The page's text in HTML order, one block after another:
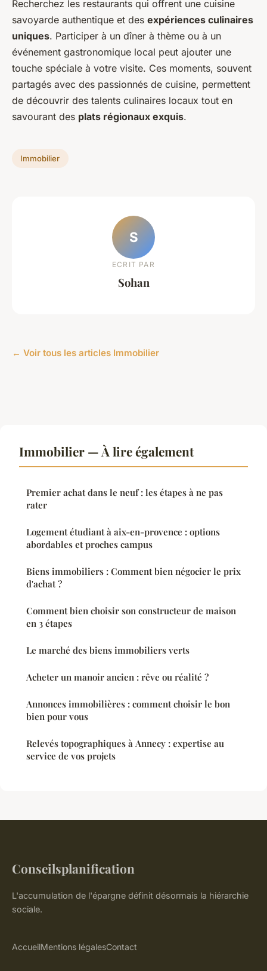
Recherchez les restaurants qui offrent une cuisine
savoyarde authentique et des expériences culinaires
uniques. Participer à un dîner à thème ou à un
événement gastronomique local peut ajouter une
touche spéciale à votre visite. Ces moments, souvent
partagés avec des passionnés de cuisine, permettent
de découvrir des talents culinaires locaux tout en
savourant des plats régionaux exquis.
Immobilier
S
ECRIT PAR
Sohan
← Voir tous les articles Immobilier
Immobilier — À lire également
Premier achat dans le neuf : les étapes à ne pas
rater
Logement étudiant à aix-en-provence : options
abordables et proches campus
Biens immobiliers : Comment bien négocier le prix
d'achat ?
Comment bien choisir son constructeur de maison
en 3 étapes
Le marché des biens immobiliers verts
Acheter un manoir ancien : rêve ou réalité ?
Annonces immobilières : comment choisir le bon
bien pour vous
Relevés topographiques à Annecy : expertise au
service de vos projets
Conseilsplanification
L'accumulation de l'épargne définit désormais la hiérarchie
sociale.
AccueilMentions légalesContact